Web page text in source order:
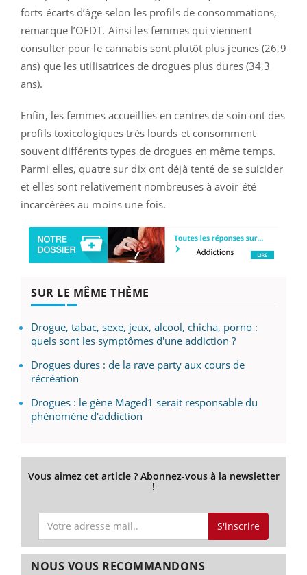
forts écarts d’âge selon les profils de consommations,
remarque l’OFDT. Ainsi les femmes qui viennent
consulter pour le cannabis sont plutôt plus jeunes (26,9
ans) que les utilisatrices de drogues plus dures (34,3
ans).
Enfin, les femmes accueillies en centres de soin ont des
profils toxicologiques très lourds et consomment
souvent différents types de drogues en même temps.
Parmi elles, quatre sur dix ont déjà tenté de se suicider
et elles sont relativement nombreuses à avoir été
incarcérées au moins une fois.
SUR LE MÊME THÈME
Drogue, tabac, sexe, jeux, alcool, chicha, porno :
quels sont les symptômes d'une addiction ?
Drogues dures : de la rave party aux cours de
récréation
Drogues : le gène Maged1 serait responsable du
phénomène d'addiction
Vous aimez cet article ? Abonnez-vous à la newsletter
!
S'inscrire
NOUS VOUS RECOMMANDONS